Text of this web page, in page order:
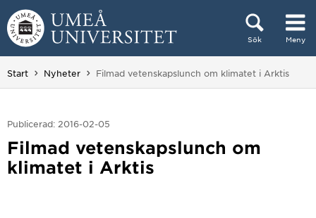
Hoppa direkt till innehållet
Sök Meny
Huvudmenyn dold.
Start Nyheter Du är här:
Filmad vetenskapslunch om klimatet i Arktis
Publicerad: 2016-02-05
Filmad vetenskapslunch om
klimatet i Arktis